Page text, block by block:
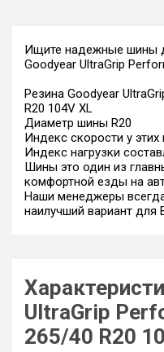
Ищите надежные шины
Goodyear UltraGrip
Резина Goodyear
R20 104V XL
Диаметр шины R20
Индекс скорости у
Индекс нагрузки
Шины это один из
комфортной езды на
Наши менеджеры
наилучший вариант для
UltraGrip
265/40 R20